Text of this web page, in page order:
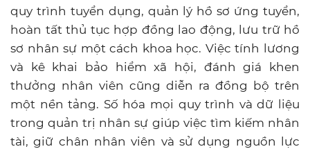
quy trình tuyển dụng, quản lý hồ sơ ứng tuyển,
hoàn tất thủ tục hợp đồng lao động, lưu trữ hồ
sơ nhân sự một cách khoa học. Việc tính lương
và kê khai bảo hiểm xã hội, đánh giá khen
thưởng nhân viên cũng diễn ra đồng bộ trên
một nền tảng. Số hóa mọi quy trình và dữ liệu
trong quản trị nhân sự giúp việc tìm kiếm nhân
tài, giữ chân nhân viên và sử dụng nguồn lực